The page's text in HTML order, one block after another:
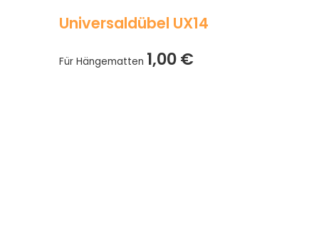
Universaldübel UX14
Für Hängematten 1,00€